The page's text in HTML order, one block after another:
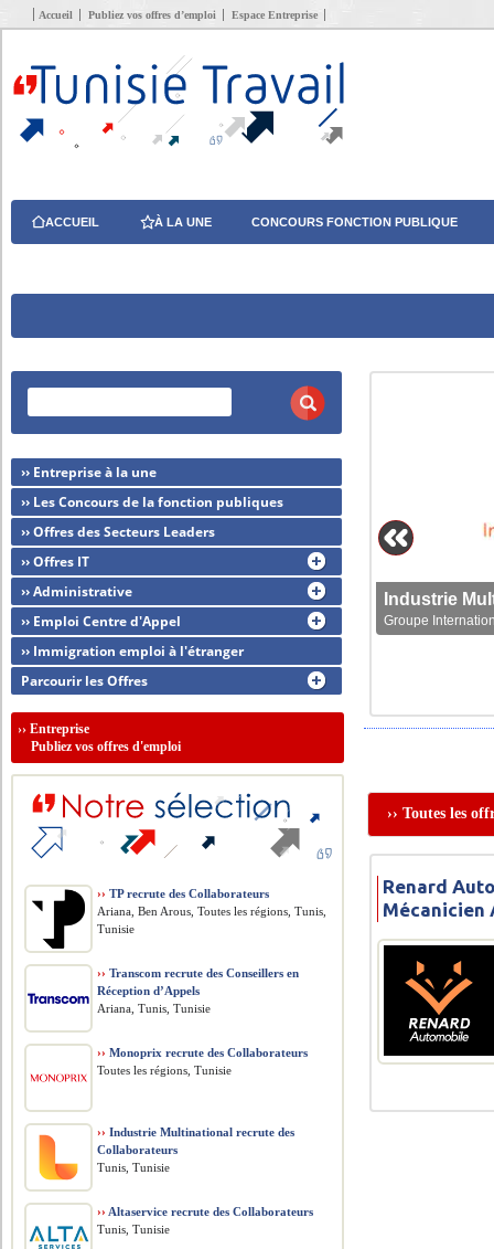
Accueil Publiez vos offres d’emploi Espace Entreprise
ACCUEIL À LA UNE CONCOURS FONCTION PUBLIQUE
Groupe
›› Toutes les
Renard
Mécanicien
›› Entreprise à la une
›› Les Concours de la fonction publiques
›› Offres des Secteurs Leaders
›› Offres IT
›› Administrative
›› Emploi Centre d'Appel
›› Immigration emploi à l'étranger
Parcourir les Offres
››Entreprise
Publiez vos offres d'emploi
›› TP recrute des Collaborateurs
Ariana, Ben Arous, Toutes les régions, Tunis,
Tunisie
›› Transcom recrute des Conseillers en
Réception d’Appels
Ariana, Tunis, Tunisie
›› Monoprix recrute des Collaborateurs
Toutes les régions, Tunisie
›› Industrie Multinational recrute des
Collaborateurs
Tunis, Tunisie
›› Altaservice recrute des Collaborateurs
Tunis, Tunisie